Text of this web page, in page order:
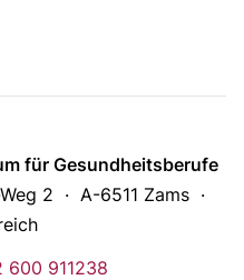
für Gesundheitsberufe
2
A-6511 Zams
600 911238